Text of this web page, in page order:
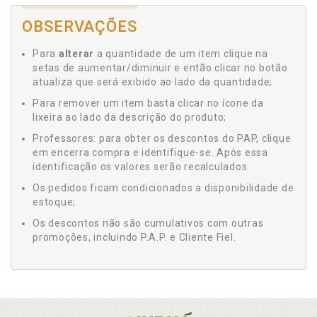
OBSERVAÇÕES
Para alterar a quantidade de um item clique na
setas de aumentar/diminuir e então clicar no botão
atualiza que será exibido ao lado da quantidade;
Para remover um item basta clicar no ícone da
lixeira ao lado da descrição do produto;
Professores: para obter os descontos do PAP, clique
em encerra compra e identifique-se. Após essa
identificação os valores serão recalculados.
Os pedidos ficam condicionados a disponibilidade de
estoque;
Os descontos não são cumulativos com outras
promoções, incluindo P.A.P. e Cliente Fiel.